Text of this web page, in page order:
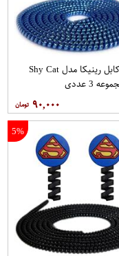
محافظ کابل رینیکا مدل Shy Cat
۹۰,۰۰۰
5%